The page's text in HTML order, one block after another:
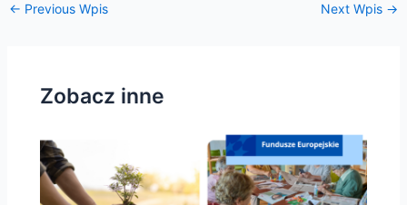
← Previous Wpis Next Wpis →
Zobacz inne